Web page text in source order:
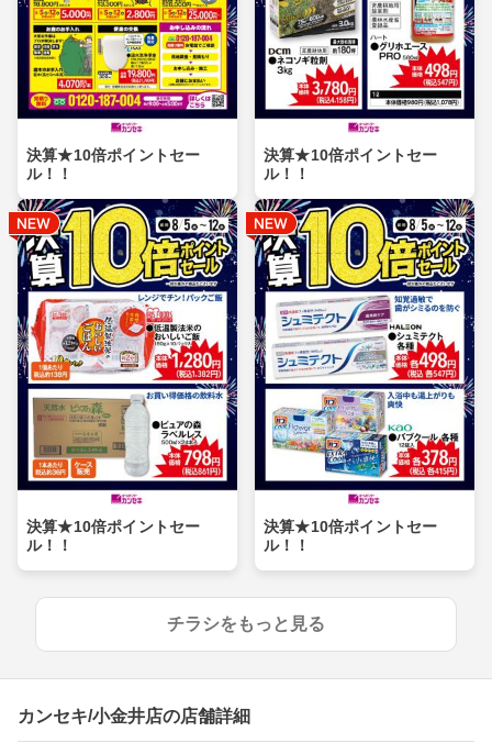
決算★10倍ポイントセー
ル！！
決算★10倍ポイントセー
ル！！
決算★10倍ポイントセー
ル！！
決算★10倍ポイントセー
ル！！
チラシをもっと見る
カンセキ/小金井店の店舗詳細